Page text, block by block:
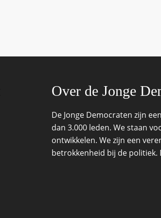
Over de Jonge
De Jonge Democraten zijn
dan 3.000 leden. We staan
ontwikkelen. We zijn een
betrokkenheid bij de politiek.